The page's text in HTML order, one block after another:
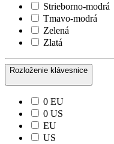
Strieborno-modrá
Tmavo-modrá
Zelená
Zlatá
Rozloženie klávesnice
0 EU
0 US
EU
US